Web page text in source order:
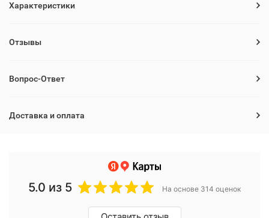
Характеристики
Отзывы
Вопрос-Ответ
Доставка и оплата